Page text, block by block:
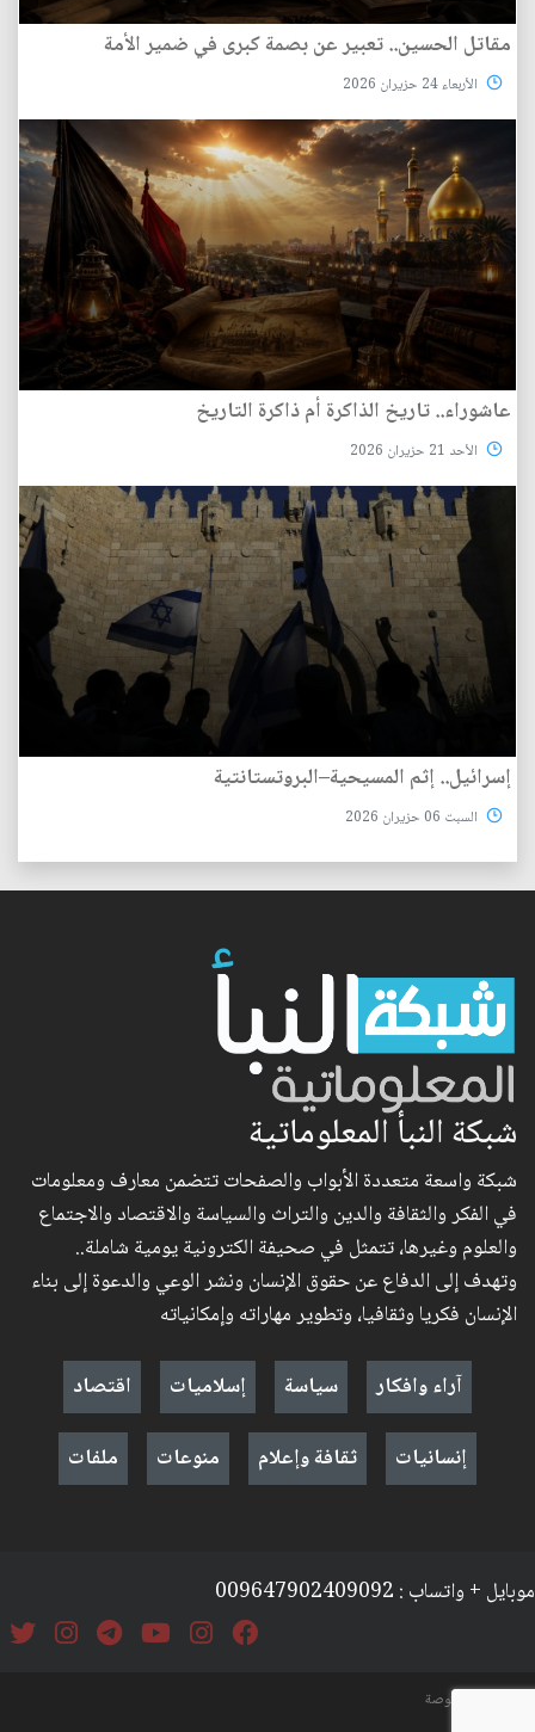
مقاتل الحسين.. تعبير عن بصمة كبرى في ضمير الأمة
الأربعاء 24 حزيران 2026
عاشوراء.. تاريخ الذاكرة أم ذاكرة التاريخ
الأحد 21 حزيران 2026
إسرائيل.. إثم المسيحية–البروتستانتية
السبت 06 حزيران 2026
شبكة النبأ المعلوماتية
شبكة واسعة متعددة الأبواب والصفحات تتضمن معارف ومعلومات
في الفكر والثقافة والدين والتراث والسياسة والاقتصاد والاجتماع
والعلوم وغيرها، تتمثل في صحيفة الكترونية يومية شاملة..
وتهدف إلى الدفاع عن حقوق الإنسان ونشر الوعي والدعوة إلى بناء
الإنسان فكريا وثقافيا، وتطوير مهاراته وإمكانياته
آراء وافكار
سياسة إسلاميات
اقتصاد
إنسانيات
ثقافة وإعلام منوعات ملفات
موبايل + واتساب : 009647902409092
السياسة والخصوصة